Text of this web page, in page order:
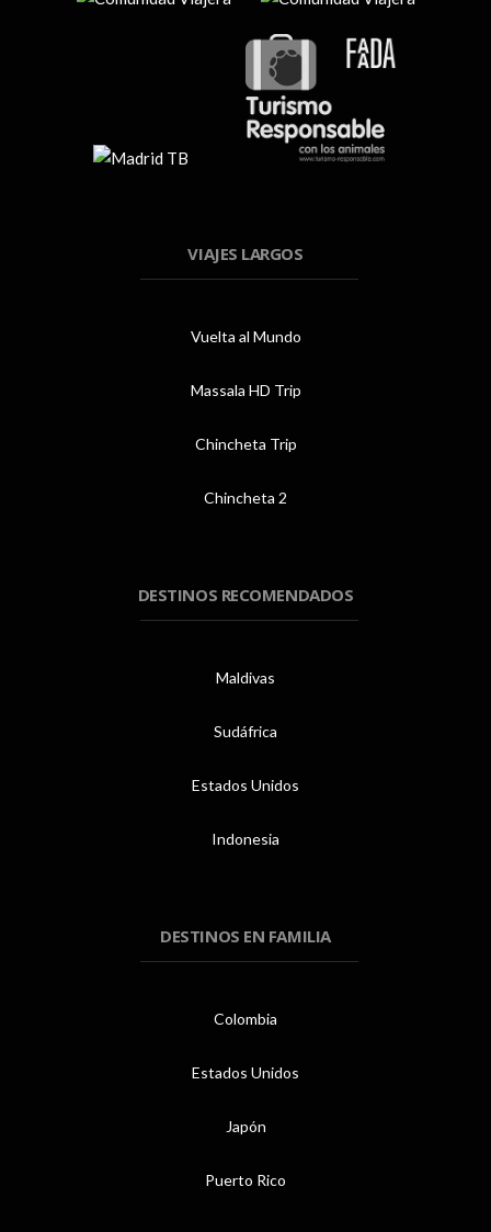
VIAJES LARGOS
Vuelta al Mundo
Massala HD Trip
Chincheta Trip
Chincheta 2
DESTINOS RECOMENDADOS
Maldivas
Sudáfrica
Estados Unidos
Indonesia
DESTINOS EN FAMILIA
Colombia
Estados Unidos
Japón
Puerto Rico